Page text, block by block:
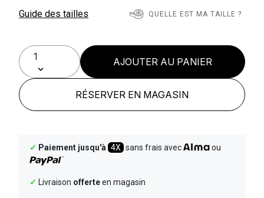
Guide des tailles QUELLE EST MA TAILLE ?
AJOUTER AU PANIER
RÉSERVER EN MAGASIN
✓ Paiement jusqu'à 4X sans frais avec ou
✓ Livraison offerteen magasin